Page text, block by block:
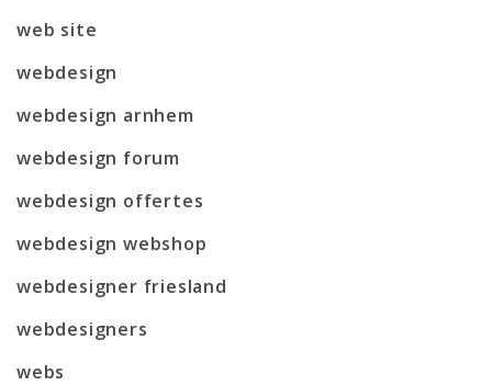
web site
webdesign
webdesign arnhem
webdesign forum
webdesign offertes
webdesign webshop
webdesigner friesland
webdesigners
webs